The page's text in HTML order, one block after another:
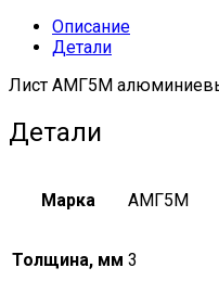
Описание
Детали
Лист АМГ5М
Детали
Марка АМГ5М
Толщина, мм 3